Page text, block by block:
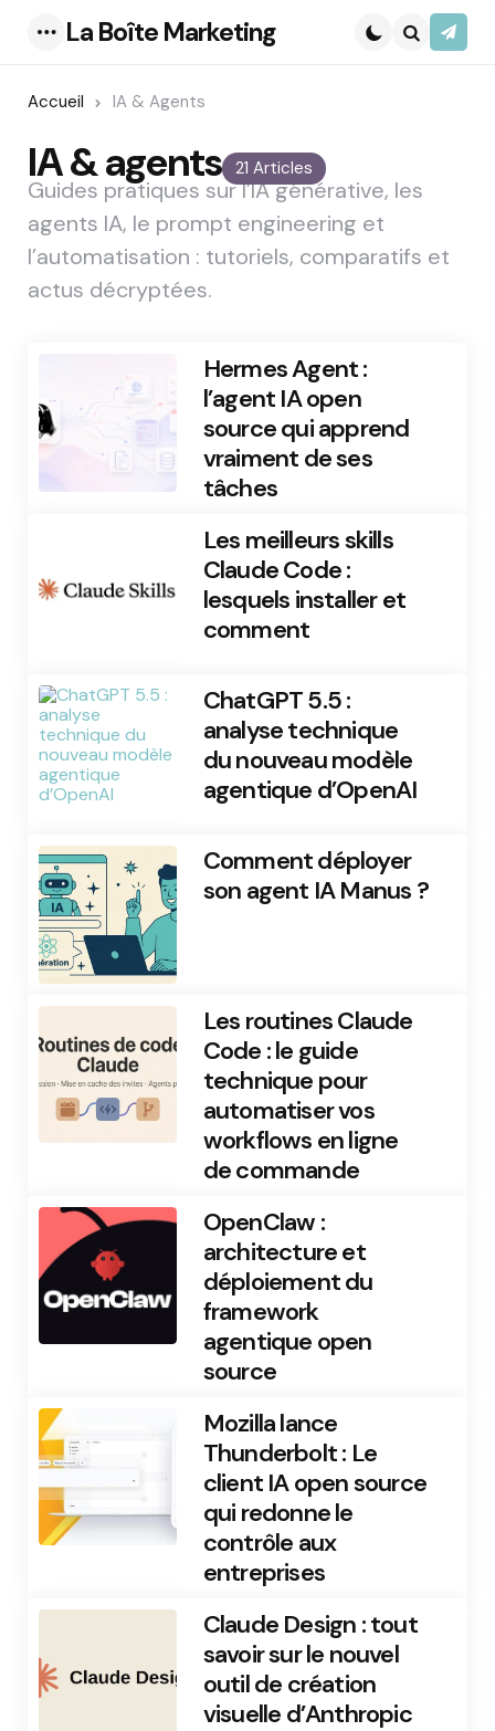
La Boîte Marketing
Accueil IA & Agents
21 Articles
IA & agents
Guides pratiques sur l’IA générative, les
agents IA, le prompt engineering et
l’automatisation : tutoriels, comparatifs et
actus décryptées.
Hermes Agent :
l’agent IA open
source qui apprend
vraiment de ses
tâches
Les meilleurs skills
Claude Code :
lesquels installer et
comment
ChatGPT 5.5 :
analyse technique
du nouveau modèle
agentique d’OpenAI
Comment déployer
son agent IA Manus ?
Les routines Claude
Code : le guide
technique pour
automatiser vos
workflows en ligne
de commande
OpenClaw :
architecture et
déploiement du
framework
agentique open
source
Mozilla lance
Thunderbolt : Le
client IA open source
qui redonne le
contrôle aux
entreprises
Claude Design : tout
savoir sur le nouvel
outil de création
visuelle d’Anthropic